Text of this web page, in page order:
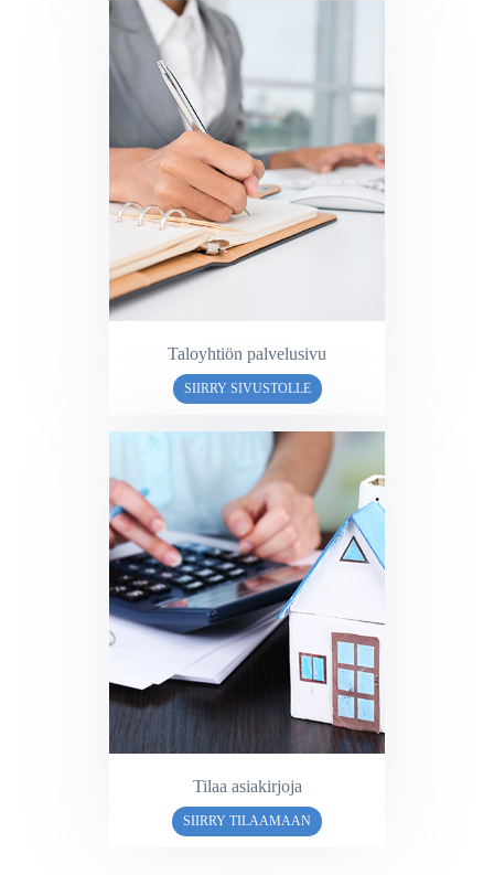
Taloyhtiön palvelusivu
SIIRRY SIVUSTOLLE
Tilaa asiakirjoja
SIIRRY TILAAMAAN